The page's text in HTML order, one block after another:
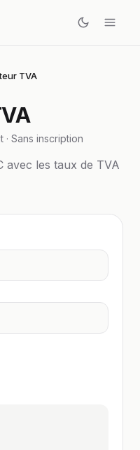
TVA
· Sans inscription
avec les taux de TVA